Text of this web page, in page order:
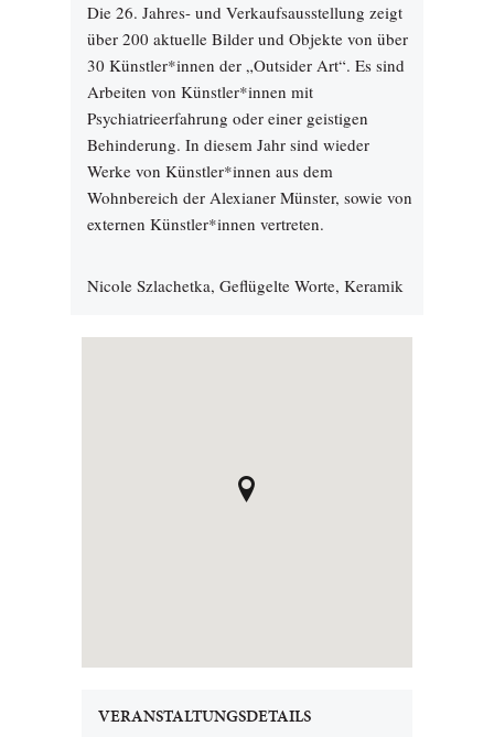
Die 26. Jahres- und Verkaufsausstellung zeigt
über 200 aktuelle Bilder und Objekte von über
30 Künstler*innen der „Outsider Art“. Es sind
Arbeiten von Künstler*innen mit
Psychiatrieerfahrung oder einer geistigen
Behinderung. In diesem Jahr sind wieder
Werke von Künstler*innen aus dem
Wohnbereich der Alexianer Münster, sowie von
externen Künstler*innen vertreten.
Nicole Szlachetka, Geflügelte Worte, Keramik
VERANSTALTUNGSDETAILS